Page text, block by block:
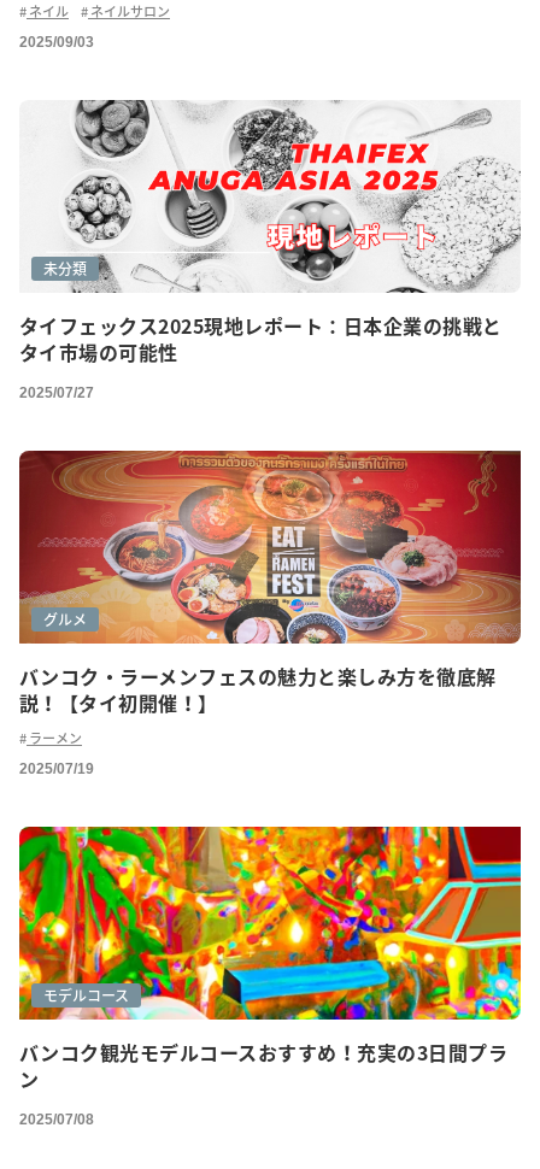
ネイル ネイルサロン
2025/09/03
タイフェックス2025現地レポート：日本企業の挑戦と
タイ市場の可能性
未分類
2025/07/27
バンコク・ラーメンフェスの魅力と楽しみ方を徹底解
説！【タイ初開催！】
グルメ
ラーメン
2025/07/19
バンコク観光モデルコースおすすめ！充実の3日間プラ
ン
モデルコース
2025/07/08